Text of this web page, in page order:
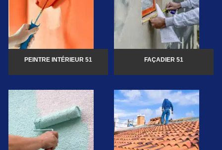
PEINTRE INTÉRIEUR 51 FAÇADIER 51